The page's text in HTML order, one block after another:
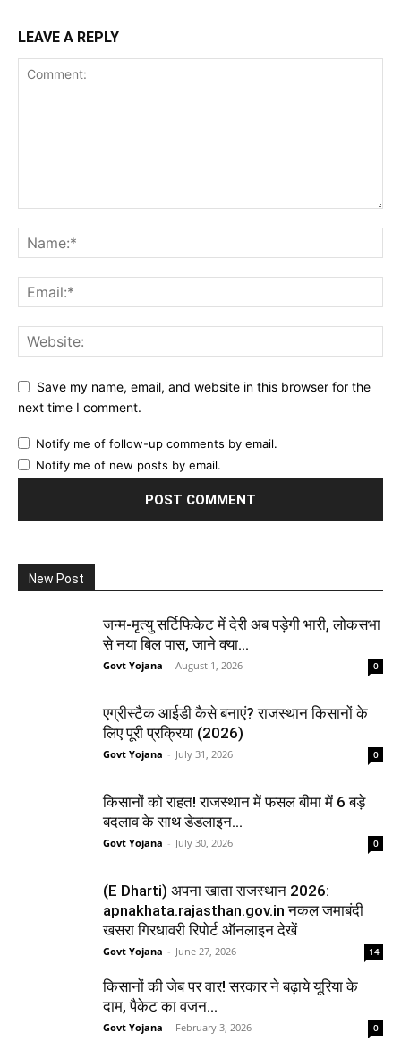
LEAVE A REPLY
Save my name, email, and website in this browser for the
next time I comment.
Notify me of follow-up comments by email.
Notify me of new posts by email.
New Post
जन्म-मृत्यु सर्टिफिकेट में देरी अब पड़ेगी भारी, लोकसभा
से नया बिल पास, जाने क्या...
Govt Yojana - August 1, 2026 0
एग्रीस्टैक आईडी कैसे बनाएं? राजस्थान किसानों के
लिए पूरी प्रक्रिया (2026)
Govt Yojana - July 31, 2026 0
किसानों को राहत! राजस्थान में फसल बीमा में 6 बड़े
बदलाव के साथ डेडलाइन...
Govt Yojana - July 30, 2026 0
(E Dharti) अपना खाता राजस्थान 2026:
apnakhata.rajasthan.gov.in नकल जमाबंदी
खसरा गिरधावरी रिपोर्ट ऑनलाइन देखें
Govt Yojana - June 27, 2026 14
किसानों की जेब पर वार! सरकार ने बढ़ाये यूरिया के
दाम, पैकेट का वजन...
Govt Yojana - February 3, 2026 0